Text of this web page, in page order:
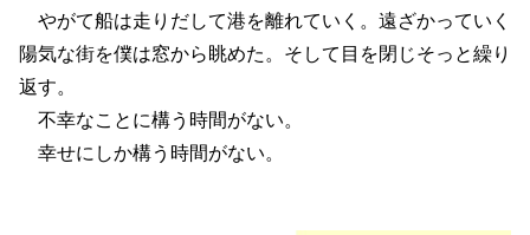
やがて船は走りだして港を離れていく。遠ざかっていく
陽気な街を僕は窓から眺めた。そして目を閉じそっと繰り
返す。
不幸なことに構う時間がない。
幸せにしか構う時間がない。